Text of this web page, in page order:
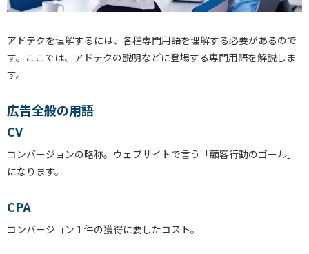
アドテクを理解するには、各種専門用語を理解する必要があるので
す。ここでは、アドテクの説明などに登場する専門用語を解説しま
す。
広告全般の用語
CV
コンバージョンの略称。ウェブサイトで言う「顧客行動のゴール」
になります。
CPA
コンバージョン１件の獲得に要したコスト。